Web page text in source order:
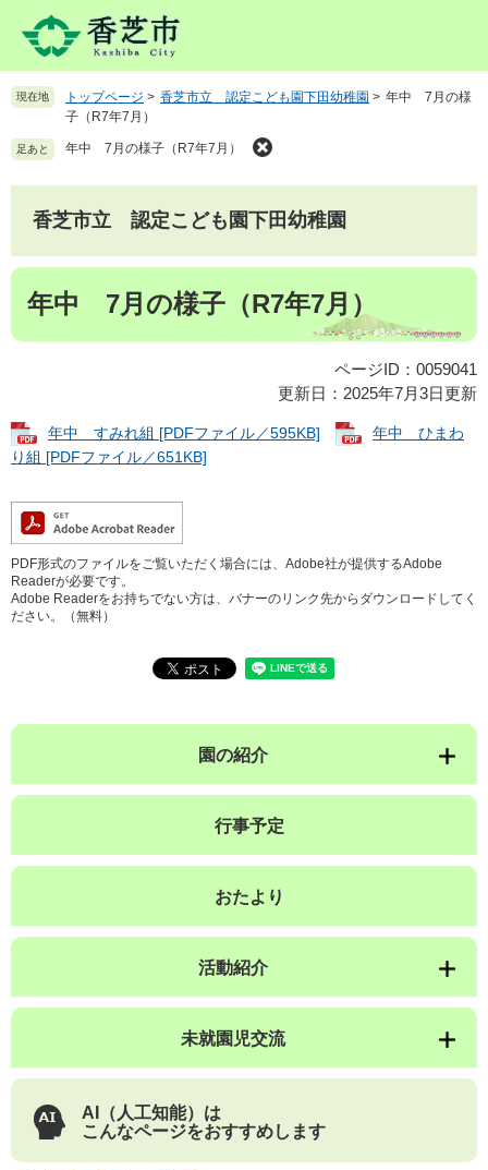
先を 現在地 トップページ > 香芝市立 認定こども園下田幼稚園 > 年中 7月の様
子（R7年7月）
足あと 年中 7月の様子（R7年7月）
香芝市立 認定こども園下田幼稚園
本
年中 7月の様子（R7年7月）
ページID：0059041
更新日：2025年7月3日更新
年中 すみれ組 [PDFファイル／595KB]
年中 ひまわ
り組 [PDFファイル／651KB]
PDF形式のファイルをご覧いただく場合には、Adobe社が提供するAdobe
Readerが必要です。
Adobe Readerをお持ちでない方は、バナーのリンク先からダウンロードしてく
ださい。（無料）
園の紹介
行事予定
おたより
活動紹介
未就園児交流
AI（人工知能）は
こんなページをおすすめします